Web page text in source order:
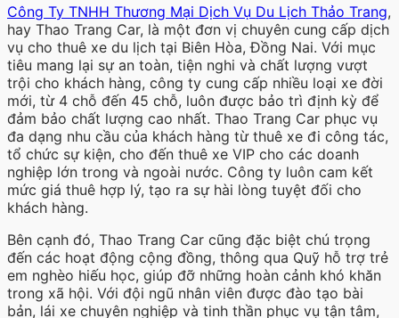
Công Ty TNHH Thương Mại Dịch Vụ Du Lịch Thảo Trang,
hay Thao Trang Car, là một đơn vị chuyên cung cấp dịch
vụ cho thuê xe du lịch tại Biên Hòa, Đồng Nai. Với mục
tiêu mang lại sự an toàn, tiện nghi và chất lượng vượt
trội cho khách hàng, công ty cung cấp nhiều loại xe đời
mới, từ 4 chỗ đến 45 chỗ, luôn được bảo trì định kỳ để
đảm bảo chất lượng cao nhất. Thao Trang Car phục vụ
đa dạng nhu cầu của khách hàng từ thuê xe đi công tác,
tổ chức sự kiện, cho đến thuê xe VIP cho các doanh
nghiệp lớn trong và ngoài nước. Công ty luôn cam kết
mức giá thuê hợp lý, tạo ra sự hài lòng tuyệt đối cho
khách hàng.
Bên cạnh đó, Thao Trang Car cũng đặc biệt chú trọng
đến các hoạt động cộng đồng, thông qua Quỹ hỗ trợ trẻ
em nghèo hiếu học, giúp đỡ những hoàn cảnh khó khăn
trong xã hội. Với đội ngũ nhân viên được đào tạo bài
bản, lái xe chuyên nghiệp và tinh thần phục vụ tận tâm,